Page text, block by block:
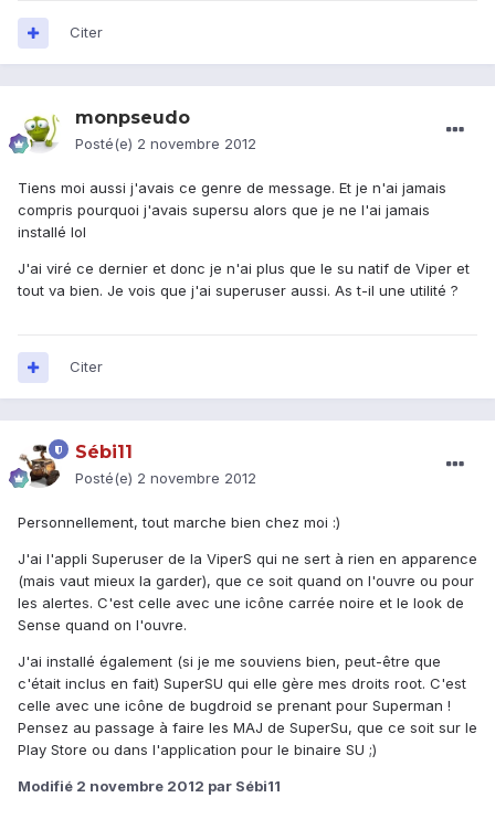
Citer
monpseudo
Posté(e) 2 novembre 2012
Tiens moi aussi j'avais ce genre de message. Et je n'ai jamais
compris pourquoi j'avais supersu alors que je ne l'ai jamais
installé lol
J'ai viré ce dernier et donc je n'ai plus que le su natif de Viper et
tout va bien. Je vois que j'ai superuser aussi. As t-il une utilité ?
Citer
Sébi11
Posté(e) 2 novembre 2012
Personnellement, tout marche bien chez moi :)
J'ai l'appli Superuser de la ViperS qui ne sert à rien en apparence
(mais vaut mieux la garder), que ce soit quand on l'ouvre ou pour
les alertes. C'est celle avec une icône carrée noire et le look de
Sense quand on l'ouvre.
J'ai installé également (si je me souviens bien, peut-être que
c'était inclus en fait) SuperSU qui elle gère mes droits root. C'est
celle avec une icône de bugdroid se prenant pour Superman !
Pensez au passage à faire les MAJ de SuperSu, que ce soit sur le
Play Store ou dans l'application pour le binaire SU ;)
Modifié 2 novembre 2012 par Sébi11